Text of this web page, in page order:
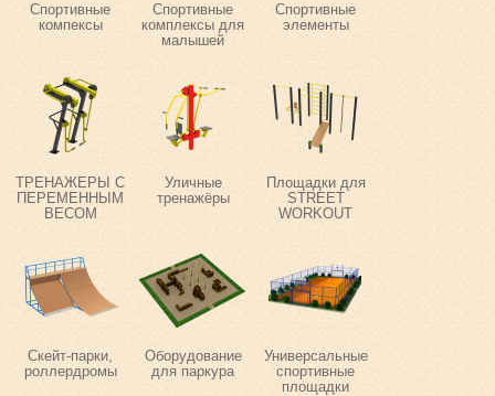
Спортивные
компексы
Спортивные
комплексы для
малышей
Спортивные
элементы
ТРЕНАЖЕРЫ С
ПЕРЕМЕННЫМ
ВЕСОМ
Уличные
тренажёры
Площадки для
STREET
WORKOUT
Скейт-парки,
роллердромы
Оборудование
для паркура
Универсальные
спортивные
площадки